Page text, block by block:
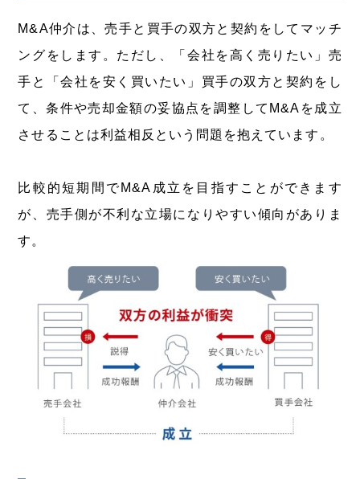
M&A仲介は、売手と買手の双方と契約をしてマッチ
ングをします。ただし、「会社を高く売りたい」売
手と「会社を安く買いたい」買手の双方と契約をし
て、条件や売却金額の妥協点を調整してM&Aを成立
させることは利益相反という問題を抱えています。
比較的短期間でM&A成立を目指すことができます
が、売手側が不利な立場になりやすい傾向がありま
す。